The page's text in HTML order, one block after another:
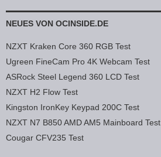
NEUES VON OCINSIDE.DE
NZXT Kraken Core 360 RGB Test
Ugreen FineCam Pro 4K Webcam Test
ASRock Steel Legend 360 LCD Test
NZXT H2 Flow Test
Kingston IronKey Keypad 200C Test
NZXT N7 B850 AMD AM5 Mainboard Test
Cougar CFV235 Test